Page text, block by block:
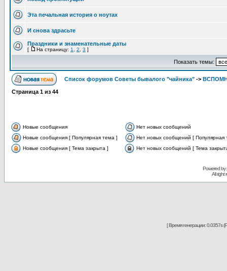
Эта печальная история о ноутах
И снова здрасьте
Праздники и знаменательные даты
[ На страницу: 1 2 3 ]
Показать темы:
Список форумов Советы бывалого "чайника" ->
Страница 1 из 44
Новые сообщения
Нет новых сообщений
Новые сообщения [ Популярная тема ]
Нет новых сообщений [ Популярная
Новые сообщения [ Тема закрыта ]
Нет новых сообщений [ Тема
Powered
All right
[ Время генерации: 0.0357s